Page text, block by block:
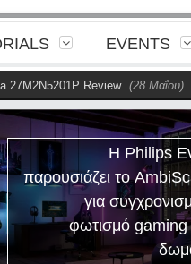
EVENTS
Review (28 Μαΐου)
Η Philips
παρουσιάζει το
για
φωτισμό gaming